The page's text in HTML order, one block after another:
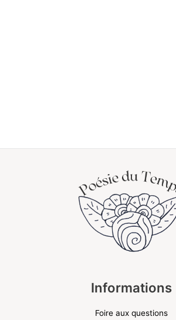
Informations
Foire aux questions